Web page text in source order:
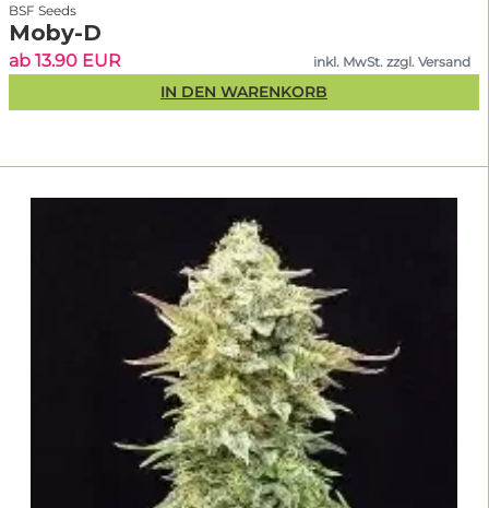
BSF Seeds
Moby-D
ab 13.90 EUR inkl. MwSt. zzgl. Versand
IN DEN WARENKORB